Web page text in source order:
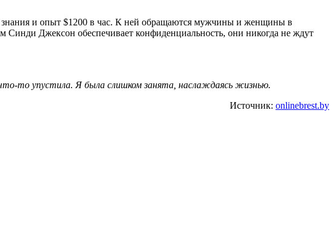
знания и опыт $1200 в час. К ней обращаются мужчины и женщины в
Джексон обеспечивает конфиденциальность, они никогда не ждут
то упустила. Я была слишком занята, наслаждаясь жизнью.
Источник: onlinebrest.by